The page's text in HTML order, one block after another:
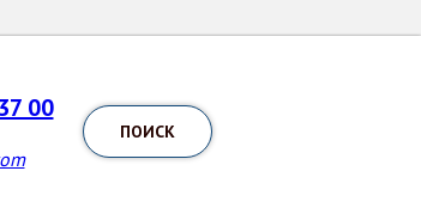
00
ПОИСК